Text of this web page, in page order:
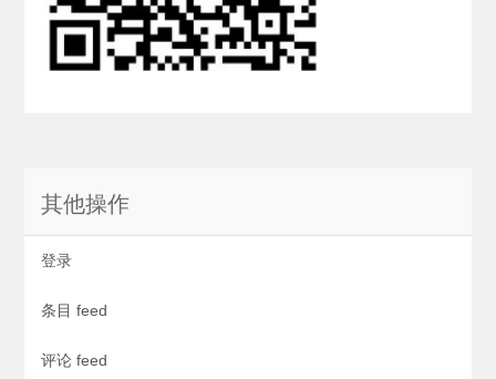
其他操作
登录
条目 feed
评论 feed